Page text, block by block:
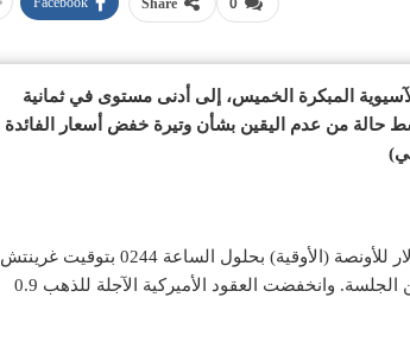
0
Share
المبكرة الخميس، إلى أدنى مستوى في ثمانية
حالة من عدم اليقين بشأن وتيرة خفض أسعار الفائدة
في المعاملات الفورية 0.6 بالمئة إلى 2559.39 دولار للأونصة (الأوقية) بحلول الساعة 0244 بتوقيت غرينتش
بعد أن سجل أدنى مستوياته منذ 19 سبتمبر في وقت سابق من الجلسة. وانخفضت العقود الأميركية الآجلة للذهب 0.9